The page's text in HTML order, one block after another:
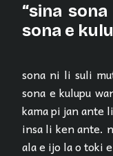
“sina
sona e
sona ni li suli
sona e kulupu
kama pi jan ante
insa li ken ante.
ala e ijo la o toki